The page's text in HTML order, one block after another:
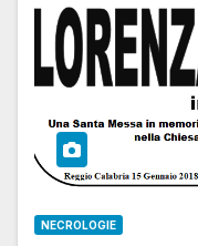
NECROLOGIE